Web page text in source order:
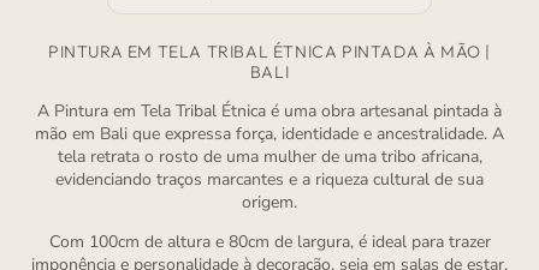
PINTURA EM TELA TRIBAL ÉTNICA PINTADA À MÃO |
BALI
A Pintura em Tela Tribal Étnica é uma obra artesanal pintada à
mão em Bali que expressa força, identidade e ancestralidade. A
tela retrata o rosto de uma mulher de uma tribo africana,
evidenciando traços marcantes e a riqueza cultural de sua
origem.
Com 100cm de altura e 80cm de largura, é ideal para trazer
imponência e personalidade à decoração, seja em salas de estar,